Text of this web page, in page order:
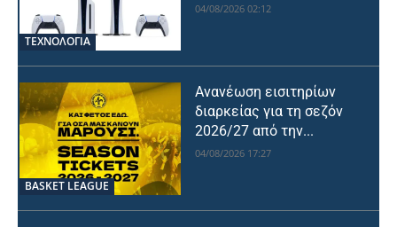
ΤΕΧΝΟΛΟΓΙΑ
04/08/2026 02:12
BASKET LEAGUE
Ανανέωση εισιτηρίων
διαρκείας για τη σεζόν
2026/27 από την...
04/08/2026 17:27